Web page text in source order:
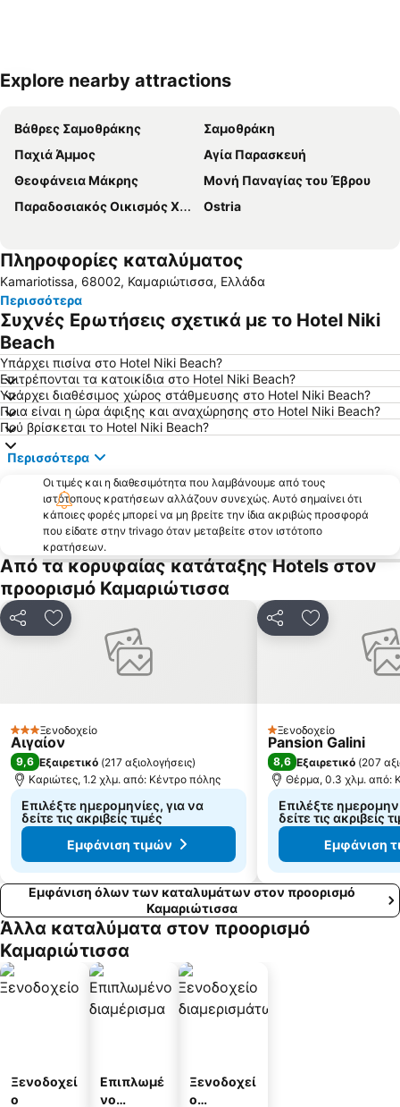
Ανάπτυξη χάρτη
Explore nearby attractions
Βάθρες Σαμοθράκης
Σαμοθράκη
Παχιά Άμμος
Αγία Παρασκευή
Θεοφάνεια Μάκρης
Μονή Παναγίας του Έβρου
Παραδοσιακός Οικισμός Χώρας Σαμοθράκης
Ostria
Πληροφορίες καταλύματος
Kamariotissa, 68002, Καμαριώτισσα, Ελλάδα
Περισσότερα
Συχνές Ερωτήσεις σχετικά με το Hotel Niki
Beach
Υπάρχει πισίνα στο Hotel Niki Beach?
Επιτρέπονται τα κατοικίδια στο Hotel Niki Beach?
Υπάρχει διαθέσιμος χώρος στάθμευσης στο Hotel Niki Beach?
Ποια είναι η ώρα άφιξης και αναχώρησης στο Hotel Niki Beach?
Πού βρίσκεται το Hotel Niki Beach?
Περισσότερα
Οι τιμές και η διαθεσιμότητα που λαμβάνουμε από τους
ιστότοπους κρατήσεων αλλάζουν συνεχώς. Αυτό σημαίνει ότι
κάποιες φορές μπορεί να μη βρείτε την ίδια ακριβώς προσφορά
που είδατε στην trivago όταν μεταβείτε στον ιστότοπο
κρατήσεων.
Από τα κορυφαίας κατάταξης Hotels στον
προορισμό Καμαριώτισσα
ΚοινοποίησηΠροσθήκη στα αγαπημένα
3 ΑστέριαΞενοδοχείο
Αιγαίον
9,6 Εξαιρετικό (217 αξιολογήσεις)
Καριώτες, 1.2 χλμ. από: Κέντρο πόλης
Επιλέξτε ημερομηνίες, για να
δείτε τις ακριβείς τιμές
Εμφάνιση τιμών
ΚοινοποίησηΠροσθήκη
1 Αστέρια
Ξενοδοχείο
Pansion Galini
8,6 Εξαιρετικό (207
Θέρμα, 0.3 χλμ. από:
Επιλέξτε
δείτε τις ακριβείς
Εμφάνιση
Εμφάνιση όλων των καταλυμάτων στον προορισμό
Καμαριώτισσα
Άλλα καταλύματα στον προορισμό
Καμαριώτισσα
Ξενοδοχεί
ο
Επιπλωμέ
νο
Ξενοδοχεί
ο